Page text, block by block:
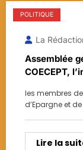
POLITIQUE
La
Assemblée
COECEPT,
crédit CETIF
les membres
d’Epargne et
Lire la